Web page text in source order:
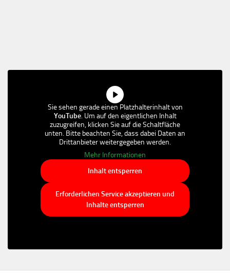
Sie sehen gerade einen Platzhalterinhalt von
YouTube. Um auf den eigentlichen Inhalt
zuzugreifen, klicken Sie auf die Schaltfläche
unten. Bitte beachten Sie, dass dabei Daten an
Drittanbieter weitergegeben werden.
Mehr Informationen
Inhalt entsperren
Erforderlichen Service akzeptieren und
Inhalte entsperren